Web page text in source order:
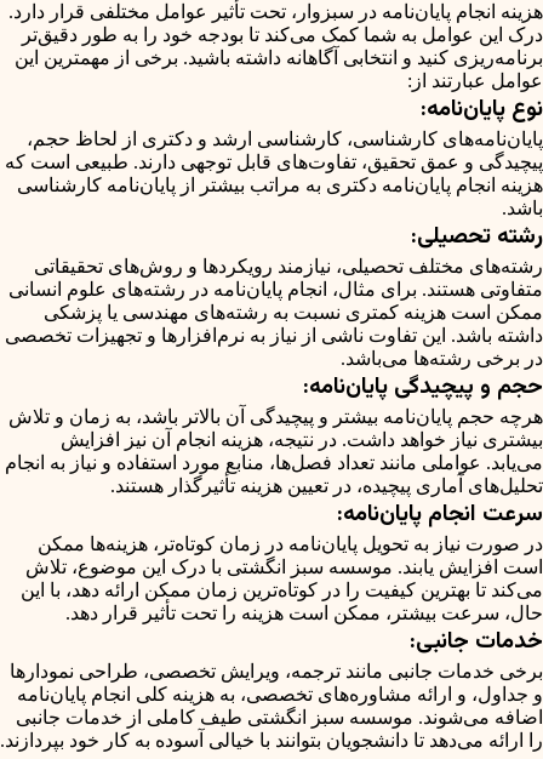
هزینه انجام پایان‌نامه در سبزوار، تحت تأثیر عوامل مختلفی قرار دارد.
درک این عوامل به شما کمک می‌کند تا بودجه خود را به طور دقیق‌تر
برنامه‌ریزی کنید و انتخابی آگاهانه داشته باشید. برخی از مهمترین این
عوامل عبارتند از:
نوع پایان‌نامه:
پایان‌نامه‌های کارشناسی، کارشناسی ارشد و دکتری از لحاظ حجم،
پیچیدگی و عمق تحقیق، تفاوت‌های قابل توجهی دارند. طبیعی است که
هزینه انجام پایان‌نامه دکتری به مراتب بیشتر از پایان‌نامه کارشناسی
باشد.
رشته تحصیلی:
رشته‌های مختلف تحصیلی، نیازمند رویکردها و روش‌های تحقیقاتی
متفاوتی هستند. برای مثال، انجام پایان‌نامه در رشته‌های علوم انسانی
ممکن است هزینه کمتری نسبت به رشته‌های مهندسی یا پزشکی
داشته باشد. این تفاوت ناشی از نیاز به نرم‌افزارها و تجهیزات تخصصی
در برخی رشته‌ها می‌باشد.
حجم و پیچیدگی پایان‌نامه:
هرچه حجم پایان‌نامه بیشتر و پیچیدگی آن بالاتر باشد، به زمان و تلاش
بیشتری نیاز خواهد داشت. در نتیجه، هزینه انجام آن نیز افزایش
می‌یابد. عواملی مانند تعداد فصل‌ها، منابع مورد استفاده و نیاز به انجام
تحلیل‌های آماری پیچیده، در تعیین هزینه تأثیرگذار هستند.
سرعت انجام پایان‌نامه:
در صورت نیاز به تحویل پایان‌نامه در زمان کوتاه‌تر، هزینه‌ها ممکن
است افزایش یابند. موسسه سبز انگشتی با درک این موضوع، تلاش
می‌کند تا بهترین کیفیت را در کوتاه‌ترین زمان ممکن ارائه دهد، با این
حال، سرعت بیشتر، ممکن است هزینه را تحت تأثیر قرار دهد.
خدمات جانبی:
برخی خدمات جانبی مانند ترجمه، ویرایش تخصصی، طراحی نمودارها
و جداول، و ارائه مشاوره‌های تخصصی، به هزینه کلی انجام پایان‌نامه
اضافه می‌شوند. موسسه سبز انگشتی طیف کاملی از خدمات جانبی
را ارائه می‌دهد تا دانشجویان بتوانند با خیالی آسوده به کار خود بپردازند.